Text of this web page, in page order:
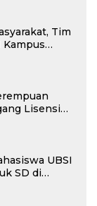
Tim
Kampus
Lisensi
UBSI
SD di